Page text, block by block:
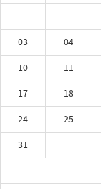
03
04
10
11
17
18
24
25
31